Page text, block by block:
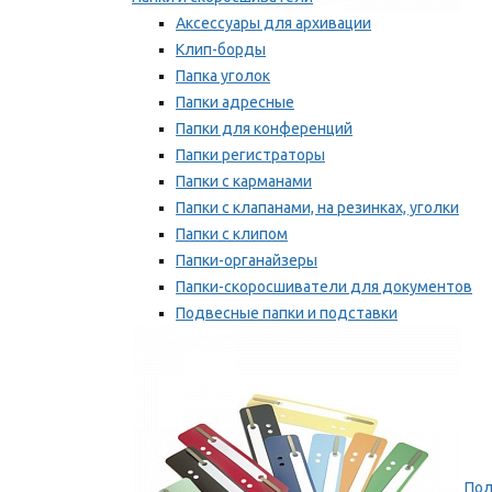
Аксессуары для архивации
Клип-борды
Папка уголок
Папки адресные
Папки для конференций
Папки регистраторы
Папки с карманами
Папки с клапанами, на резинках, уголки
Папки с клипом
Папки-органайзеры
Папки-скоросшиватели для документов
Подвесные папки и подставки